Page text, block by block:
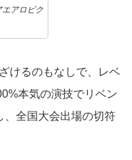
エアロビク
けるのもなしで、レベ
本気の演技でリベン
、全国大会出場の切符